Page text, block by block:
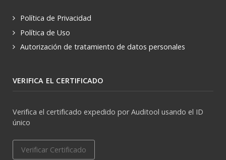
Política de Privacidad
Política de Uso
Autorización de tratamiento de datos personales
VERIFICA EL CERTIFICADO
Verifica el certificado expedido por Auditool usando el ID
único
Verificar Certificado